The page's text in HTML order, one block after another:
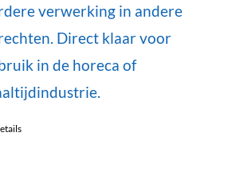
verwerking in andere
Direct klaar voor
in de horeca of